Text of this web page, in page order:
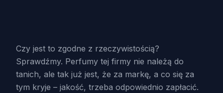
Czy jest to zgodne z rzeczywistością?
Sprawdźmy. Perfumy tej firmy nie należą do
tanich, ale tak już jest, że za markę, a co się za
tym kryje – jakość, trzeba odpowiednio zapłacić.